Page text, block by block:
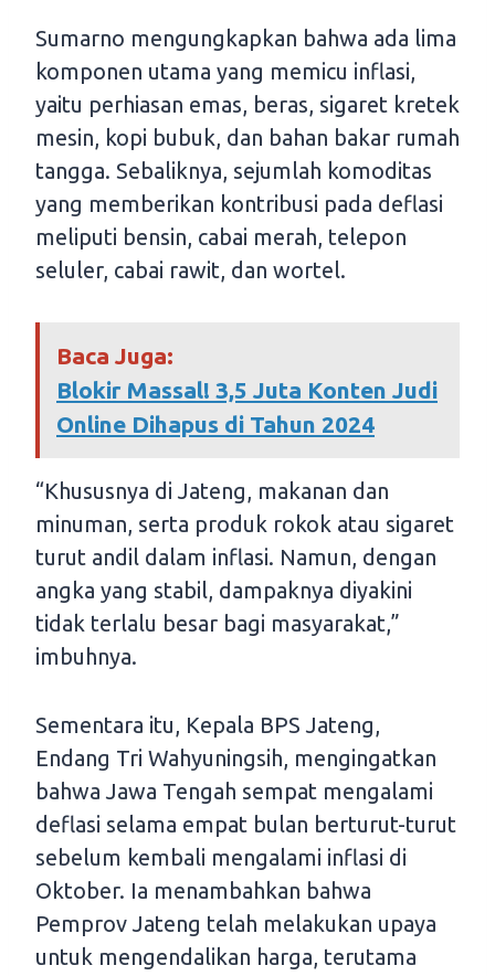
Sumarno mengungkapkan bahwa ada lima
komponen utama yang memicu inflasi,
yaitu perhiasan emas, beras, sigaret kretek
mesin, kopi bubuk, dan bahan bakar rumah
tangga. Sebaliknya, sejumlah komoditas
yang memberikan kontribusi pada deflasi
meliputi bensin, cabai merah, telepon
seluler, cabai rawit, dan wortel.
Baca Juga:
Blokir Massal! 3,5 Juta Konten Judi
Online Dihapus di Tahun 2024
“Khususnya di Jateng, makanan dan
minuman, serta produk rokok atau sigaret
turut andil dalam inflasi. Namun, dengan
angka yang stabil, dampaknya diyakini
tidak terlalu besar bagi masyarakat,”
imbuhnya.
Sementara itu, Kepala BPS Jateng,
Endang Tri Wahyuningsih, mengingatkan
bahwa Jawa Tengah sempat mengalami
deflasi selama empat bulan berturut-turut
sebelum kembali mengalami inflasi di
Oktober. Ia menambahkan bahwa
Pemprov Jateng telah melakukan upaya
untuk mengendalikan harga, terutama